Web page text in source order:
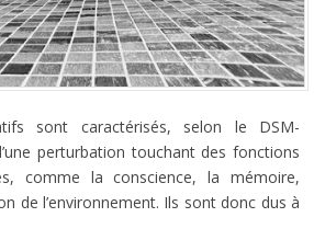
sont caractérisés, selon le DSM-
perturbation touchant des fonctions
comme la conscience, la mémoire,
de l’environnement. Ils sont donc dus à